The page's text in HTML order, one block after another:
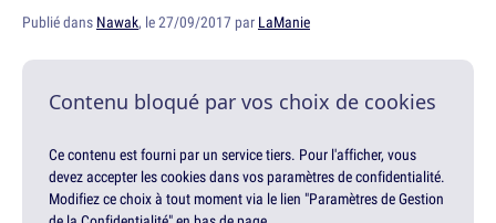
Publié dans Nawak, le 27/09/2017 par LaManie
Contenu bloqué par vos choix de cookies
Ce contenu est fourni par un service tiers. Pour l'afficher, vous
devez accepter les cookies dans vos paramètres de confidentialité.
Modifiez ce choix à tout moment via le lien "Paramètres de Gestion